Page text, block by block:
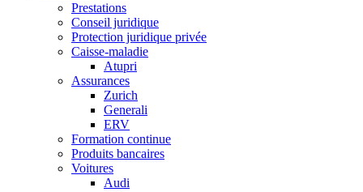
Prestations
Conseil juridique
Protection juridique privée
Caisse-maladie
Atupri
Assurances
Zurich
Generali
ERV
Formation continue
Produits bancaires
Voitures
Audi